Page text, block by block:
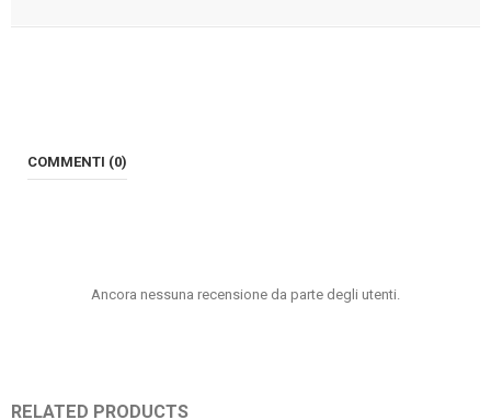
COMMENTI (0)
Ancora nessuna recensione da parte degli utenti.
RELATED PRODUCTS